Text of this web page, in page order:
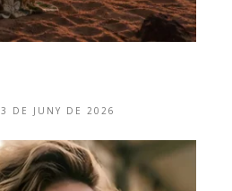
3 DE JUNY DE 2026